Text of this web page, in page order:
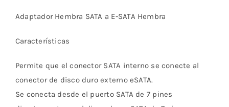
Adaptador Hembra SATA a E-SATA Hembra
Características
Permite que el conector SATA interno se conecte al
conector de disco duro externo eSATA.
Se conecta desde el puerto SATA de 7 pines